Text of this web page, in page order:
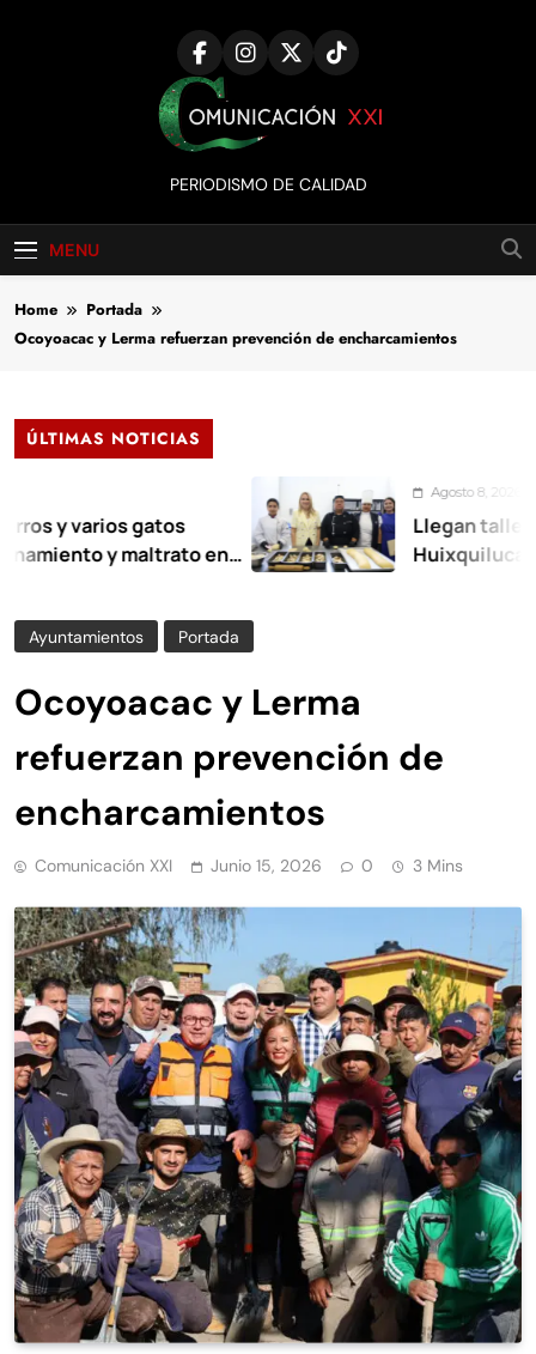
Comunicación
XXI
PERIODISMO DE CALIDAD
MENU
Home
Portada
Ocoyoacac y Lerma refuerzan prevención de encharcamientos
ÚLTIMAS NOTICIAS
gatos
y maltrato en
Agosto 8, 2026
Llegan talleres de
Huixquilucan
Ayuntamientos Portada
Ocoyoacac y Lerma
refuerzan prevención de
encharcamientos
Comunicación XXI Junio 15, 2026 0 3 Mins